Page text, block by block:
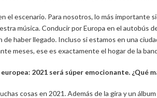
el escenario. Para nosotros, lo más importante
música. Conducir por Europa en el autobús
de haber llegado. Incluso si estamos en una
meses, ese es exactamente el hogar de la
2021 será súper emocionante. ¿Qué
cosas en 2021. Además de la gira y un